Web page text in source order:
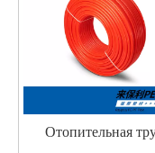
Отопительная